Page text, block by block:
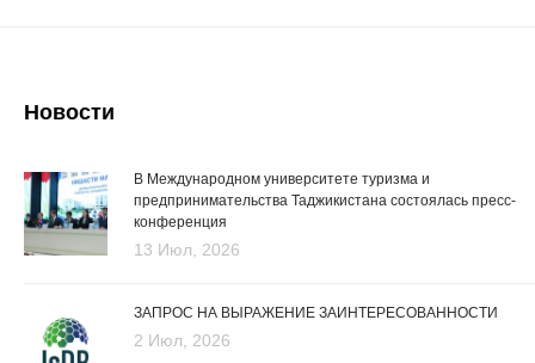
Новости
В Международном университете туризма и
предпринимательства Таджикистана состоялась пресс-
конференция
13 Июл, 2026
ЗАПРОС НА ВЫРАЖЕНИЕ ЗАИНТЕРЕСОВАННОСТИ
2 Июл, 2026